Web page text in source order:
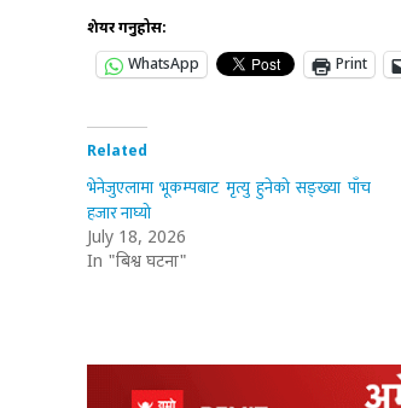
शेयर गर्नुहोस:
WhatsApp
Print
Related
भेनेजुएलामा भूकम्पबाट मृत्यु हुनेको सङ्ख्या पाँच
हजार नाघ्यो
July 18, 2026
In "बिश्व घटना"